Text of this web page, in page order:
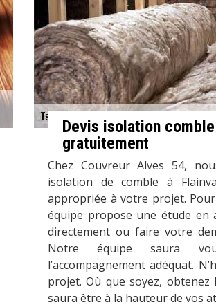
Devis isolation
gratuitement
Chez Couvreur Alves 54,
isolation de comble à
appropriée à votre projet.
équipe propose une étude
directement ou faire votre
Notre équipe saura
l’accompagnement adéquat.
projet. Où que soyez,
saura être à la hauteur de vos